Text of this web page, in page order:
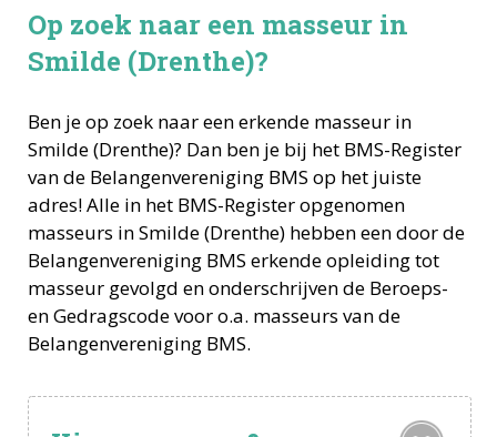
Op zoek naar een masseur in
Smilde (Drenthe)?
Ben je op zoek naar een erkende masseur in
Smilde(Drenthe)? Dan ben je bij het BMS-Register
van de Belangenvereniging BMS op het juiste
adres! Alle in het BMS-Register opgenomen
masseurs inSmilde(Drenthe) hebben een door de
Belangenvereniging BMS erkende opleiding tot
masseur gevolgd en onderschrijven de Beroeps-
en Gedragscode voor o.a. masseurs van de
Belangenvereniging BMS.